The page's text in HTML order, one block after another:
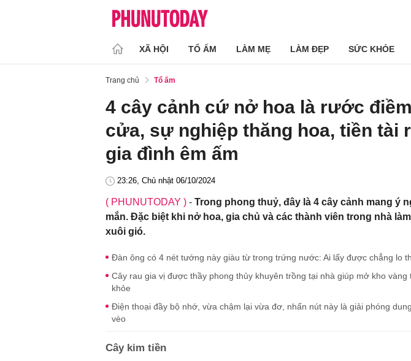
XÃ HỘI TỔ ẤM LÀM MẸ LÀM ĐẸP SỨC KHỎE
Trang chủ Tổ ấm
4 cây cảnh cứ nở hoa là rước
cửa, sự nghiệp thăng hoa, tiền tài
gia đình êm ấm
23:26, Chủ nhật 06/10/2024
( PHUNUTODAY ) - Trong phong thuỷ, đây là 4 cây cảnh mang ý
mắn. Đặc biệt khi nở hoa, gia chủ và các thành viên trong nhà
xuôi gió.
Đàn ông có 4 nét tướng này giàu từ trong trứng nước: Ai lấy được chẳng lo
Cây rau gia vị được thầy phong thủy khuyên trồng tại nhà giúp mở kho
khỏe
Điện thoại đầy bộ nhớ, vừa chậm lại vừa đơ, nhấn nút này là giải phóng
vèo
Cây kim tiền